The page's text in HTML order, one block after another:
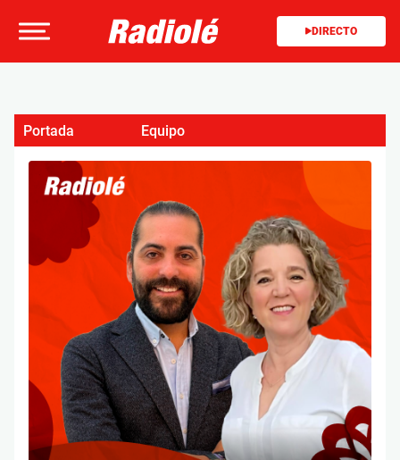
DIRECTO
Portada Equipo